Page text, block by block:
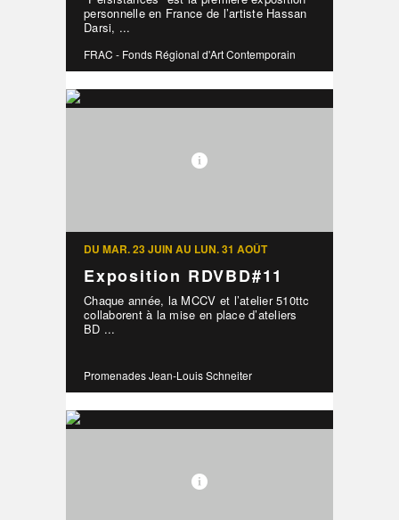
personnelle en France de l’artiste Hassan
Darsi, ...
FRAC - Fonds Régional d'Art Contemporain
DU MAR. 23 JUIN AU LUN. 31 AOÛT
Exposition RDVBD#11
Chaque année, la MCCV et l’atelier 510ttc
collaborent à la mise en place d’ateliers
BD ...
Promenades Jean-Louis Schneiter